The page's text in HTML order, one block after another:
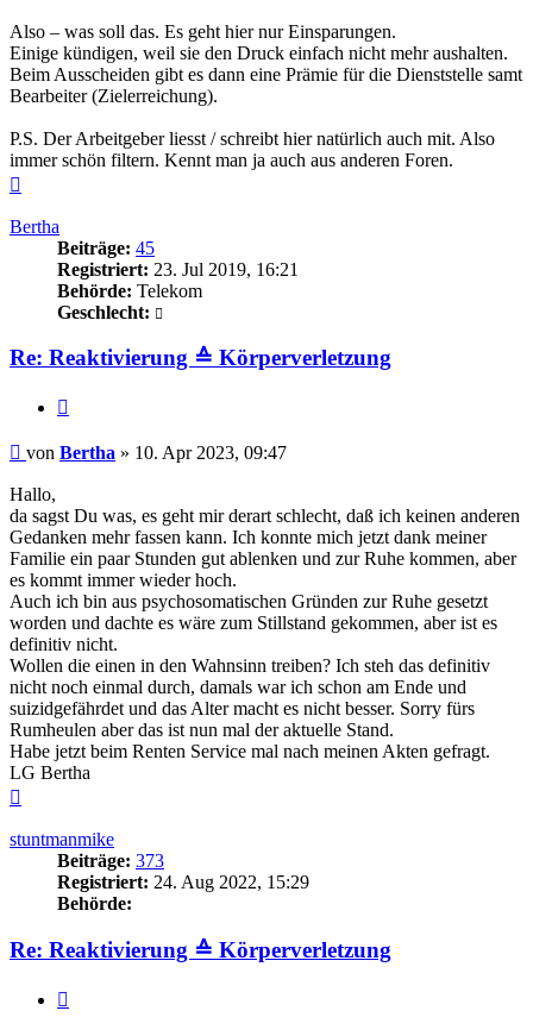
Also – was soll das. Es geht hier nur Einsparungen.
Einige kündigen, weil sie den Druck einfach nicht mehr aushalten.
Beim Ausscheiden gibt es dann eine Prämie für die Dienststelle samt
Bearbeiter (Zielerreichung).
P.S. Der Arbeitgeber liesst / schreibt hier natürlich auch mit. Also
immer schön filtern. Kennt man ja auch aus anderen Foren.
Bertha
Beiträge: 45
Registriert: 23. Jul 2019, 16:21
Behörde: Telekom
Geschlecht:
Re: Reaktivierung ≙ Körperverletzung
Beitrag
von Bertha » 10. Apr 2023, 09:47
Hallo,
da sagst Du was, es geht mir derart schlecht, daß ich keinen anderen
Gedanken mehr fassen kann. Ich konnte mich jetzt dank meiner
Familie ein paar Stunden gut ablenken und zur Ruhe kommen, aber
es kommt immer wieder hoch.
Auch ich bin aus psychosomatischen Gründen zur Ruhe gesetzt
worden und dachte es wäre zum Stillstand gekommen, aber ist es
definitiv nicht.
Wollen die einen in den Wahnsinn treiben? Ich steh das definitiv
nicht noch einmal durch, damals war ich schon am Ende und
suizidgefährdet und das Alter macht es nicht besser. Sorry fürs
Rumheulen aber das ist nun mal der aktuelle Stand.
Habe jetzt beim Renten Service mal nach meinen Akten gefragt.
LG Bertha
stuntmanmike
Beiträge: 373
Registriert: 24. Aug 2022, 15:29
Behörde:
Re: Reaktivierung ≙ Körperverletzung